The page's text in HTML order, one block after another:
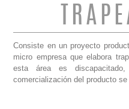
Consiste en un proyecto
micro empresa que elabora
esta área es
comercialización del producto